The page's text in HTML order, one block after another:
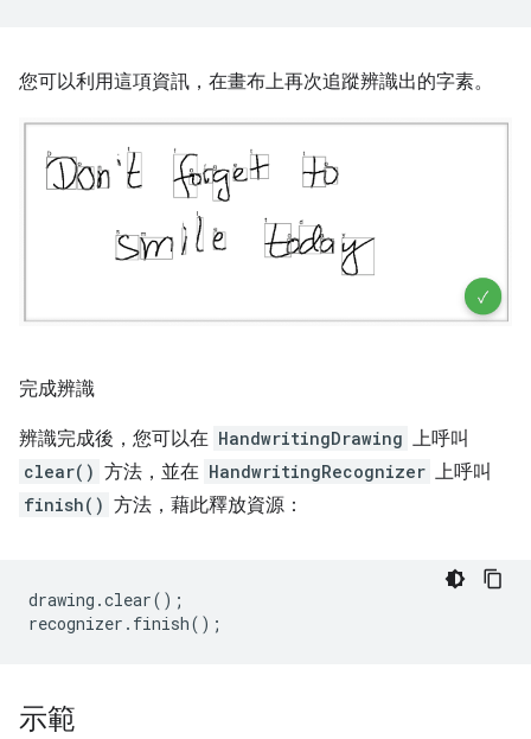
您可以利用這項資訊，在畫布上再次追蹤辨識出的字素。
完成辨識
辨識完成後，您可以在 HandwritingDrawing 上呼叫
clear() 方法，並在 HandwritingRecognizer 上呼叫
finish() 方法，藉此釋放資源：
drawing .clear();
recognizer . finish();
示範